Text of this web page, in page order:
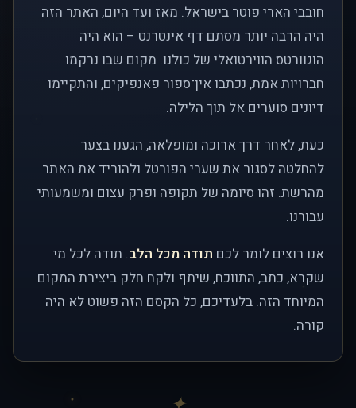
חובבי הארי פוטר בישראל. מאז ועד היום, האתר הזה
היה הרבה יותר מסתם דף אינטרנט – הוא היה
הוגוורטס הווירטואלי של כולנו. מקום שבו נרקמו
חברויות אמת, נכתבו אין־ספור פאנפיקים, והתקיימו
דיונים סוערים אל תוך הלילה.
כעת, לאחר דרך ארוכה ומופלאה, הגענו בצער
להחלטה לסגור את שערי הפורטל ולהוריד את האתר
מהרשת. זהו סיומה של תקופה ופרק עצום ומשמעותי
עבורנו.
אנו רוצים לומר לכם תודה מכל הלב. תודה לכל מי
שקרא, כתב, התווכח, שיתף ולקח חלק ביצירת המקום
המיוחד הזה. בלעדיכם, כל הקסם הזה פשוט לא היה
קורה.